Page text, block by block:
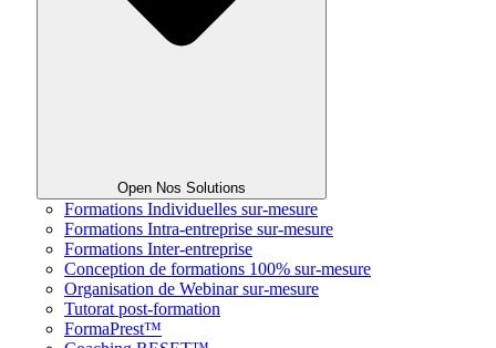
Open Nos Solutions
Formations Individuelles sur-mesure
Formations Intra-entreprise sur-mesure
Formations Inter-entreprise
Conception de formations 100% sur-mesure
Organisation de Webinar sur-mesure
Tutorat post-formation
FormaPrest™